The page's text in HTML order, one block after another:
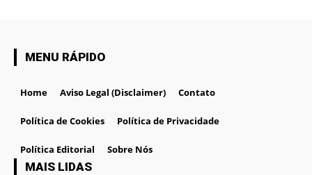
MENU RÁPIDO
Home Aviso Legal (Disclaimer) Contato
Política de Cookies Política de Privacidade
Política Editorial Sobre Nós
MAIS LIDAS